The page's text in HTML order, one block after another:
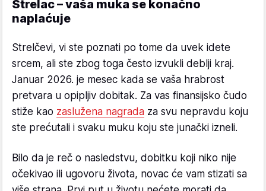
Strelac – vaša muka se konačno
naplaćuje
Strelčevi, vi ste poznati po tome da uvek idete
srcem, ali ste zbog toga često izvukli deblji kraj.
Januar 2026. je mesec kada se vaša hrabrost
pretvara u opipljiv dobitak. Za vas finansijsko čudo
stiže kao zaslužena nagrada za svu nepravdu koju
ste prećutali i svaku muku koju ste junački izneli.
Bilo da je reč o nasledstvu, dobitku koji niko nije
očekivao ili ugovoru života, novac će vam stizati sa